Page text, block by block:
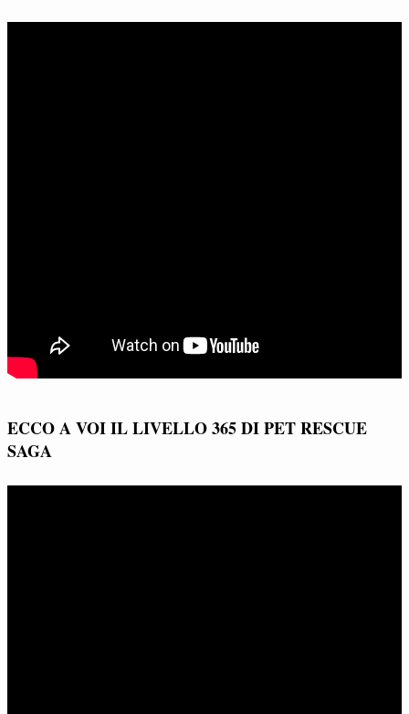
ECCO A VOI IL LIVELLO 365 DI PET RESCUE
SAGA